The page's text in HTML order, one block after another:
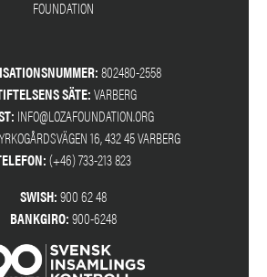
802480-2558
SÄTE:VARBERG
INFO@LOZAFOUNDATION.ORG
16, 432 45 VARBERG
(+46) 733-213 823
SWISH:900 62 48
BANKGIRO:900-6248